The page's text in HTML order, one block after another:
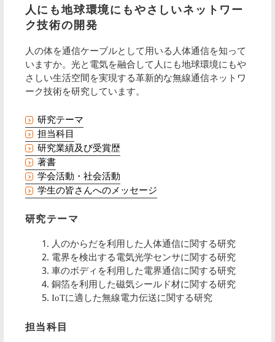
人にも地球環境にもやさしいネットワー
ク技術の開発
人の体を通信ケーブルとして用いる人体通信を知って
いますか。光と電気を融合して人にも地球環境にもや
さしい生活空間を実現する革新的な無線通信ネットワ
ーク技術を研究しています。
研究テーマ
担当科目
研究業績及び受賞歴
著書
学会活動・社会活動
学生の皆さんへのメッセージ
研究テーマ
人のからだを利用した人体通信に関する研究
電界を検出する電気光学センサに関する研究
車のボディを利用した電界通信に関する研究
銅箔を利用した磁気シールド材に関する研究
IoTに適した無線電力伝送に関する研究
担当科目